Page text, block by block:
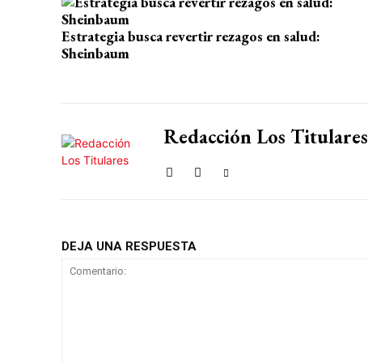
p
k
Estrategia busca revertir rezagos en salud:
Sheinbaum
Redacción Los Titulares
DEJA UNA RESPUESTA